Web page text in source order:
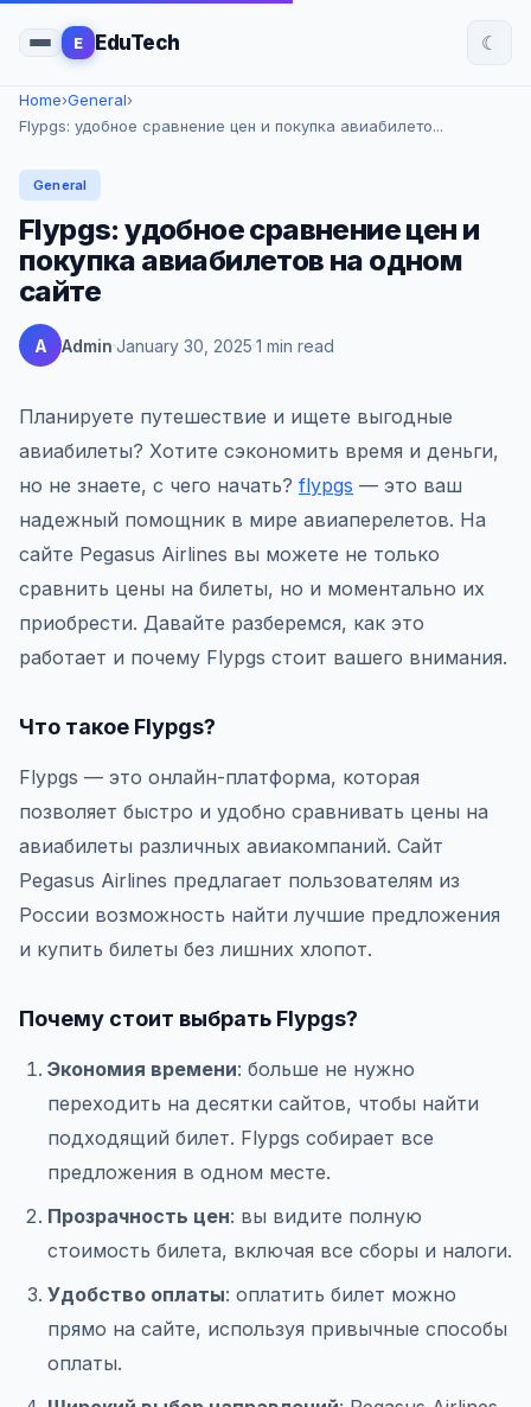
E EduTech ☾
Home›General›
Flypgs: удобное сравнение цен и покупка авиабилето...
General
Flypgs: удобное сравнение цен и
покупка авиабилетов на одном
сайте
A Admin January 30, 2025 1 min read
Планируете путешествие и ищете выгодные
авиабилеты? Хотите сэкономить время и деньги,
но не знаете, с чего начать? flypgs — это ваш
надежный помощник в мире авиаперелетов. На
сайте Pegasus Airlines вы можете не только
сравнить цены на билеты, но и моментально их
приобрести. Давайте разберемся, как это
работает и почему Flypgs стоит вашего внимания.
Что такое Flypgs?
Flypgs — это онлайн-платформа, которая
позволяет быстро и удобно сравнивать цены на
авиабилеты различных авиакомпаний. Сайт
Pegasus Airlines предлагает пользователям из
России возможность найти лучшие предложения
и купить билеты без лишних хлопот.
Почему стоит выбрать Flypgs?
Экономия времени: больше не нужно
переходить на десятки сайтов, чтобы найти
подходящий билет. Flypgs собирает все
предложения в одном месте.
Прозрачность цен: вы видите полную
стоимость билета, включая все сборы и налоги.
Удобство оплаты: оплатить билет можно
прямо на сайте, используя привычные способы
оплаты.